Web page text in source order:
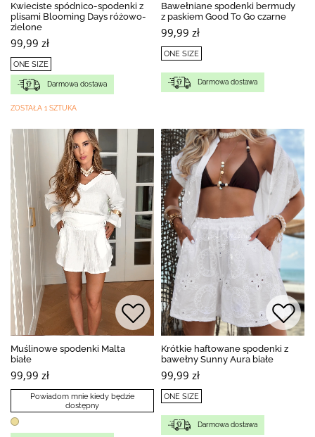
Kwieciste spódnico-spodenki z
plisami Blooming Days różowo-
zielone
99,99 zł
ONE SIZE
Darmowa dostawa
ZOSTAŁA 1 SZTUKA
Bawełniane spodenki bermudy
z paskiem Good To Go czarne
99,99 zł
ONE SIZE
Darmowa dostawa
Muślinowe spodenki Malta
białe
99,99 zł
Powiadom mnie kiedy będzie
dostępny
Krótkie haftowane spodenki z
bawełny Sunny Aura białe
99,99 zł
ONE SIZE
Darmowa dostawa